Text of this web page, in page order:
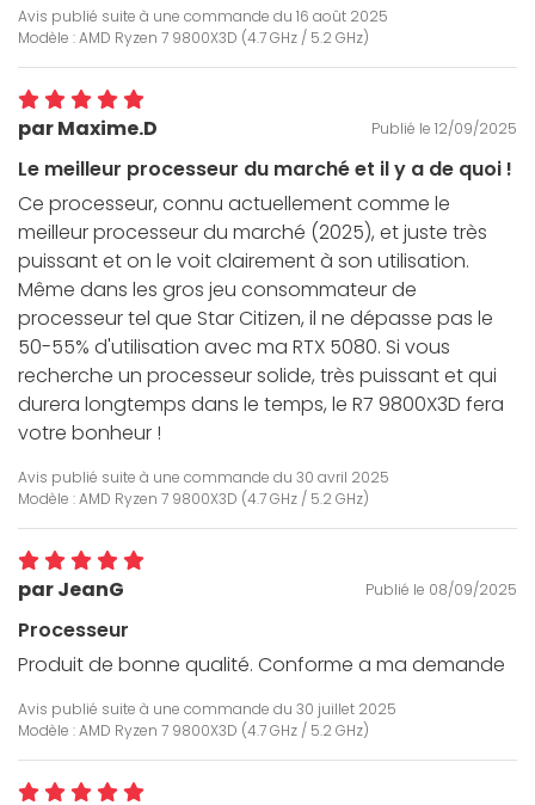
Avis publié suite à une commande du 16 août 2025
Modèle : AMD Ryzen 7 9800X3D (4.7 GHz / 5.2 GHz)
par Maxime.D Publié le 12/09/2025
Le meilleur processeur du marché et il y a de quoi !
Ce processeur, connu actuellement comme le
meilleur processeur du marché (2025), et juste très
puissant et on le voit clairement à son utilisation.
Même dans les gros jeu consommateur de
processeur tel que Star Citizen, il ne dépasse pas le
50-55% d'utilisation avec ma RTX 5080. Si vous
recherche un processeur solide, très puissant et qui
durera longtemps dans le temps, le R7 9800X3D fera
votre bonheur !
Avis publié suite à une commande du 30 avril 2025
Modèle : AMD Ryzen 7 9800X3D (4.7 GHz / 5.2 GHz)
par JeanG Publié le 08/09/2025
Processeur
Produit de bonne qualité. Conforme a ma demande
Avis publié suite à une commande du 30 juillet 2025
Modèle : AMD Ryzen 7 9800X3D (4.7 GHz / 5.2 GHz)